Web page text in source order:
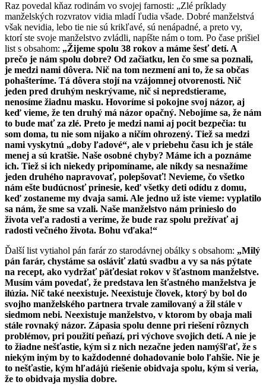
Raz povedal kňaz rodinám vo svojej farnosti: „Zlé príklady
manželských rozvratov vidia mladí ľudia všade. Dobré manželstvá
však nevidia, lebo tie nie sú krikľavé, sú nenápadné, a preto vy,
ktorí ste svoje manželstvo zvládli, napíšte nám o tom. Po čase prišiel
list s obsahom: „Žijeme spolu 38 rokov a máme šesť detí. A
prečo je nám spolu dobre? Od začiatku, len čo sme sa poznali,
je medzi nami dôvera. Nič na tom nezmení ani to, že sa občas
pohašteríme. Tá dôvera stojí na vzájomnej otvorenosti. Nič
jeden pred druhým neskrývame, nič si nepredstierame,
nenosíme žiadnu masku. Hovoríme si pokojne svoj názor, aj
keď vieme, že ten druhý má názor opačný. Nebojíme sa, že nám
to bude mať za zlé. Preto je medzi nami aj pocit bezpečia: tu
som doma, tu nie som nijako a ničím ohrozený. Tiež sa medzi
nami vyskytnú „doby ľadové“, ale v priebehu času ich je stále
menej a sú kratšie. Naše osobné chyby? Máme ich a poznáme
ich. Tiež si ich niekedy pripomíname, ale nikdy sa nesnažíme
jeden druhého napravovať, polepšovať! Nevieme, čo všetko
nám ešte budúcnosť prinesie, keď všetky deti odídu z domu,
keď zostaneme my dvaja sami. Ale jedno už iste vieme: vyplatilo
sa nám, že sme sa vzali. Naše manželstvo nám prinieslo do
života veľa radosti a veríme, že bude raz spolu prežívať aj
radosti večného života. Bohu vďaka!“
Ďalší list vytiahol pán farár zo starodávnej obálky s obsahom: „Milý
pán farár, chystáme sa osláviť zlatú svadbu a vy sa nás pýtate
na recept, ako vydržať päťdesiat rokov v šťastnom manželstve.
Musím vám povedať, že predstava len šťastného manželstva je
ilúzia. Nič také neexistuje. Neexistuje človek, ktorý by bol do
svojho manželského partnera trvale zamilovaný a žil stále v
siedmom nebi. Neexistuje manželstvo, v ktorom by obaja mali
stále rovnaký názor. Zápasia spolu denne pri riešení rôznych
problémov, pri použití peňazí, pri výchove svojich detí. A nie je
to žiadne nešťastie, kým si z nich nezačne jeden namýšľať, že s
niekým iným by to každodenné dohadovanie bolo ľahšie. Nie je
to nešťastie, kým hľadájú riešenie obidvaja spolu, kým si veria,
že to obidvaja myslia dobre.